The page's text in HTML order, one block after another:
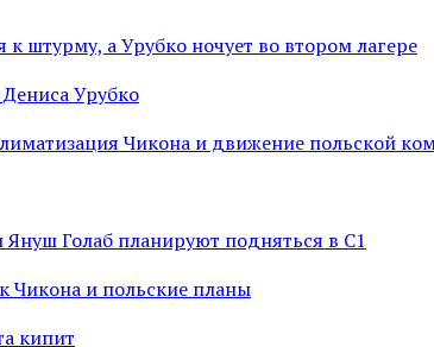
к штурму, а Урубко ночует во втором лагере
Урубко
Чикона и движение польской
Голаб планируют подняться в С1
Чикона и польские планы
кипит